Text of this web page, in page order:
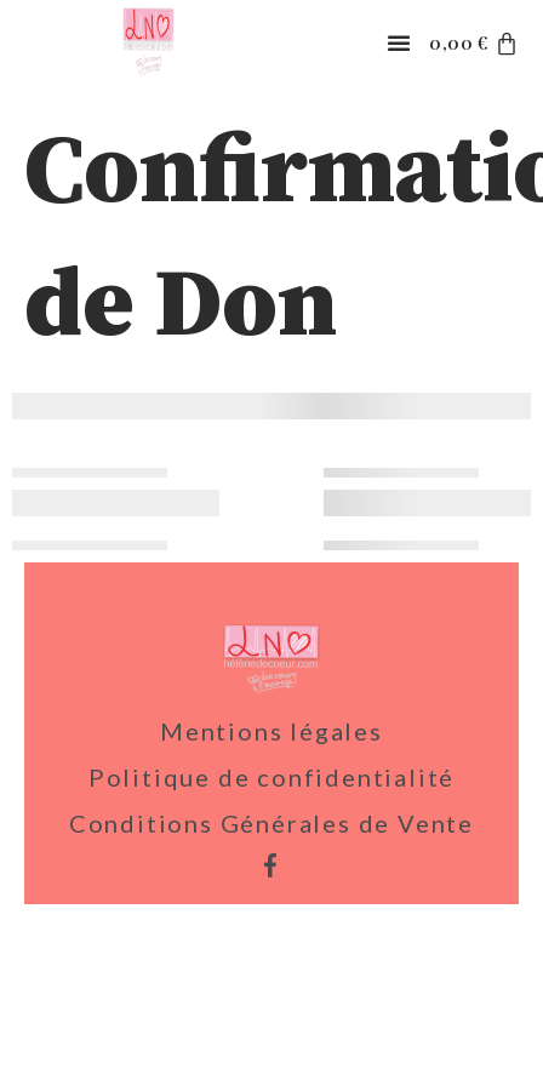
0,00 €
de Don
Mentions légales
Politique de confidentialité
Conditions Générales de Vente
fb